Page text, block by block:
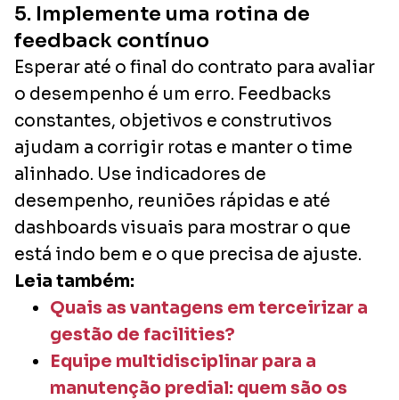
5. Implemente uma rotina de
feedback contínuo
Esperar até o final do contrato para avaliar
o desempenho é um erro. Feedbacks
constantes, objetivos e construtivos
ajudam a corrigir rotas e manter o time
alinhado. Use indicadores de
desempenho, reuniões rápidas e até
dashboards visuais para mostrar o que
está indo bem e o que precisa de ajuste.
Leia também:
Quais as vantagens em terceirizar a
gestão de facilities?
Equipe multidisciplinar para a
manutenção predial: quem são os